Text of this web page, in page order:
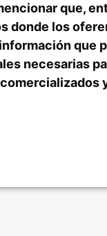
que,
donde los
que
necesarias